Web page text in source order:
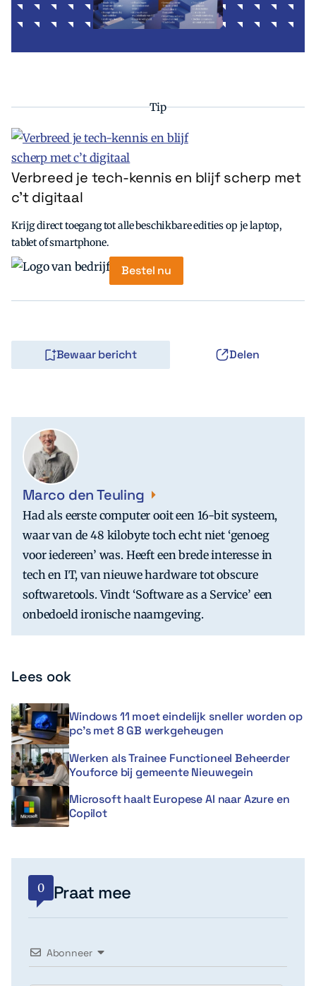
Tip
Verbreed je tech-kennis en blijf scherp met
c’t digitaal
Krijg direct toegang tot alle beschikbare edities op je laptop,
tablet of smartphone.
Bestel nu
Bewaar bericht Delen
Marco den Teuling
Had als eerste computer ooit een 16-bit systeem,
waar van de 48 kilobyte toch echt niet ‘genoeg
voor iedereen’ was. Heeft een brede interesse in
tech en IT, van nieuwe hardware tot obscure
softwaretools. Vindt ‘Software as a Service’ een
onbedoeld ironische naamgeving.
Lees ook
Windows 11 moet eindelijk sneller worden op
pc’s met 8 GB werkgeheugen
Werken als Trainee Functioneel Beheerder
Youforce bij gemeente Nieuwegein
Microsoft haalt Europese AI naar Azure en
Copilot
0 Praat mee
Abonneer